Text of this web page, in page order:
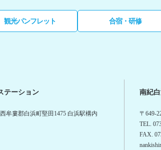
観光パンフレット 合宿・研修
テーション
牟婁郡白浜町堅田1475 白浜駅構内
南紀
〒649-
TEL.
FAX.